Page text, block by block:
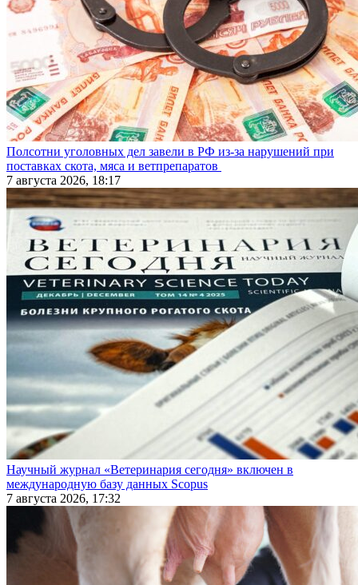
Полсотни уголовных дел завели в РФ из-за нарушений при
поставках скота, мяса и ветпрепаратов
7 августа 2026, 18:17
Научный журнал «Ветеринария сегодня» включен в
международную базу данных Scopus
7 августа 2026, 17:32